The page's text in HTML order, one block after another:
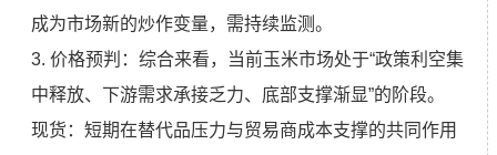
成为市场新的炒作变量，需持续监测。
3. 价格预判：综合来看，当前玉米市场处于“政策利空集
中释放、下游需求承接乏力、底部支撑渐显”的阶段。
现货：短期在替代品压力与贸易商成本支撑的共同作用